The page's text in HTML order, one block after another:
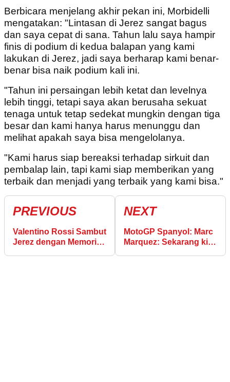
Berbicara menjelang akhir pekan ini, Morbidelli
mengatakan: "Lintasan di Jerez sangat bagus
dan saya cepat di sana. Tahun lalu saya hampir
finis di podium di kedua balapan yang kami
lakukan di Jerez, jadi saya berharap kami benar-
benar bisa naik podium kali ini.
"Tahun ini persaingan lebih ketat dan levelnya
lebih tinggi, tetapi saya akan berusaha sekuat
tenaga untuk tetap sedekat mungkin dengan tiga
besar dan kami hanya harus menunggu dan
melihat apakah saya bisa mengelolanya.
"Kami harus siap bereaksi terhadap sirkuit dan
pembalap lain, tapi kami siap memberikan yang
terbaik dan menjadi yang terbaik yang kami bisa."
PREVIOUS
Valentino Rossi Sambut
Jerez dengan Memori
NEXT
MotoGP Spanyol: Marc
Marquez: Sekarang kita